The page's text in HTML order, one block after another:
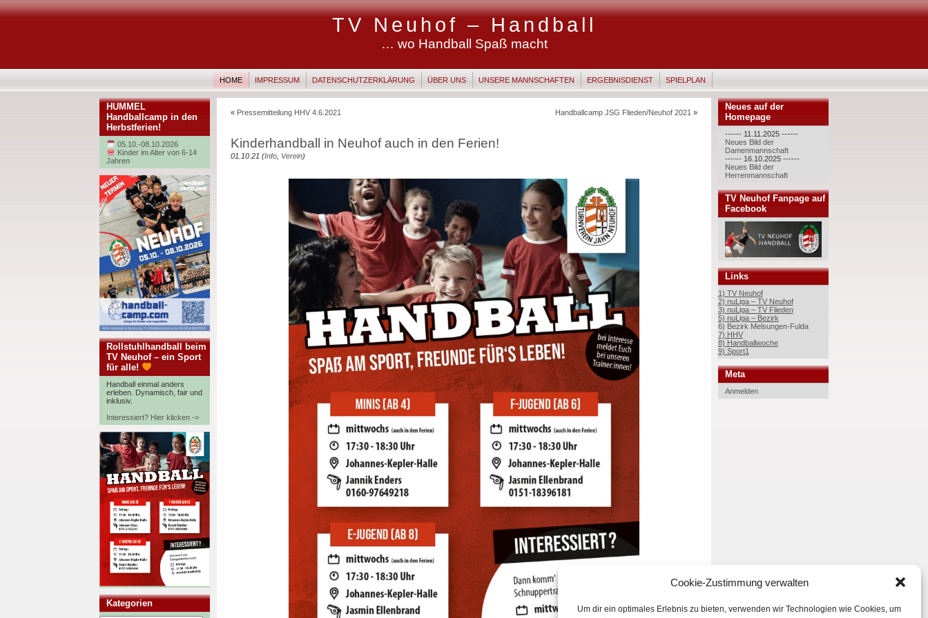
Cookie-Zustimmung verwalten
Um dir ein optimales Erlebnis zu bieten, verwenden wir Technologien wie Cookies, um
TV Neuhof – Handball
… wo Handball Spaß macht
HOME IMPRESSUM DATENSCHUTZERKLÄRUNG ÜBER UNS UNSERE MANNSCHAFTEN ERGEBNISDIENST SPIELPLAN
HUMMEL
Handballcamp in den
Herbstferien!
05.10.-08.10.2026
Kinder im Alter von 6-14
Jahren
Rollstuhlhandball beim
TV Neuhof – ein Sport
für alle!
Handball einmal anders
erleben. Dynamisch, fair und
inklusiv.
Interessiert? Hier klicken ->
Kategorien
Neues auf der
Homepage
------ 11.11.2025 ------
Neues Bild der
Damenmannschaft
------ 16.10.2025 ------
Neues Bild der
Herrenmannschaft
TV Neuhof Fanpage auf
Facebook
Links
1) TV Neuhof
2) nuLiga – TV Neuhof
3) nuLiga – TV Flieden
5) nuLiga – Bezirk
6) Bezirk Melsungen-Fulda
7) HHV
8) Handballwoche
9) Sport1
Meta
Anmelden
« Pressemitteilung HHV 4.6.2021 Handballcamp JSG Flieden/Neuhof 2021 »
Kinderhandball in Neuhof auch in den Ferien!
01.10.21 (Info Verein)